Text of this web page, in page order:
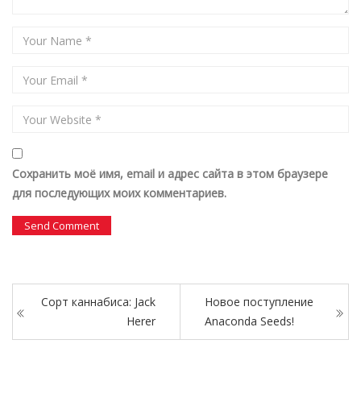
Сохранить моё имя, email и адрес сайта в этом браузере
для последующих моих комментариев.
Сорт каннабиса: Jack
Herer
Новое поступление
Anaconda Seeds!